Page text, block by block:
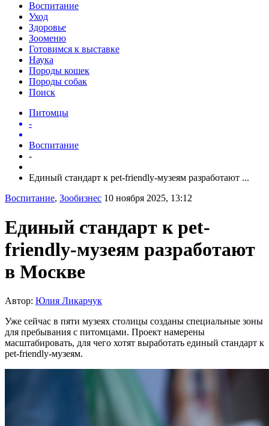
Воспитание
Уход
Здоровье
Зооменю
Готовимся к выставке
Наука
Породы кошек
Породы собак
Поиск
Питомцы
-
Воспитание
-
Единый стандарт к pet-friendly-музеям разработают ...
Воспитание, Зообизнес 10 ноября 2025, 13:12
Единый стандарт к pet-
friendly-музеям разработают
в Москве
Автор: Юлия Ликарчук
Уже сейчас в пяти музеях столицы созданы специальные зоны
для пребывания с питомцами. Проект намерены
масштабировать, для чего хотят выработать единый стандарт к
pet-friendly-музеям.